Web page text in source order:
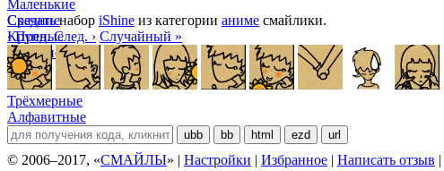
Маленькие
Средние
Крупные
Большие
Манга
Аниме
Трёхмерные
Алфавитные
ubb bb html ezd url
Скачатьнабор iShine из категории аниме смайлики.
‹ Пред. След. › Случайный »
© 2006–2017, «СМАЙЛЫ» | Настройки | Избранное | Написать отзыв |